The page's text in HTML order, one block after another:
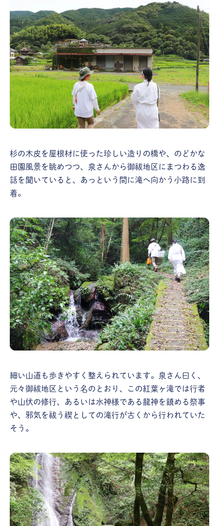
杉の木皮を屋根材に使った珍しい造りの橋や、のどかな
田園風景を眺めつつ、泉さんから御祓地区にまつわる逸
話を聞いていると、あっという間に滝へ向かう小路に到
着。
細い山道も歩きやすく整えられています。泉さん曰く、
元々御祓地区という名のとおり、この紅葉ヶ滝では行者
や山伏の修行、あるいは水神様である龍神を鎮める祭事
や、邪気を祓う禊としての滝行が古くから行われていた
そう。